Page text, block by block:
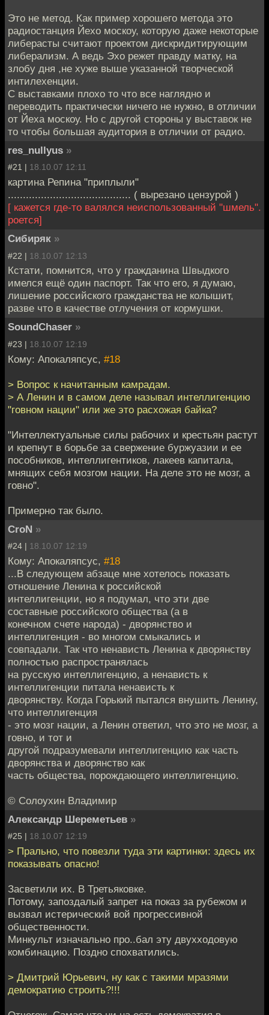
Это не метод. Как пример хорошего метода это
радиостанция Йехо москоу, которую даже некоторые
либерасты считают проектом дискридитирующим
либерализм. А ведь Эхо режет правду матку, на
злобу дня ,не хуже выше указанной творческой
интилехенции.
С выставками плохо то что все наглядно и
переводить практически ничего не нужно, в отличии
от Йеха москоу. Но с другой стороны у выставок не
то чтобы большая аудитория в отличии от радио.
res_nullyus »
#21 | 18.10.07 12:11
картина Репина "приплыли"
......................................... ( вырезано цензурой )
[ кажется где-то валялся неиспользованный "шмель".
роется]
Сибиряк »
#22 | 18.10.07 12:13
Кстати, помнится, что у гражданина Швыдкого
имелся ещё один паспорт. Так что его, я думаю,
лишение российского гражданства не колышит,
разве что в качестве отлучения от кормушки.
SoundChaser »
#23 | 18.10.07 12:19
Кому: Апокаляпсус, #18
> Вопрос к начитанным камрадам.
> А Ленин и в самом деле называл интеллигенцию
"говном нации" или же это расхожая байка?
"Интеллектуальные силы рабочих и крестьян растут
и крепнут в борьбе за свержение буржуазии и ее
пособников, интеллигентиков, лакеев капитала,
мнящих себя мозгом нации. На деле это не мозг, а
говно".
Примерно так было.
CroN »
#24 | 18.10.07 12:19
Кому: Апокаляпсус, #18
...В следующем абзаце мне хотелось показать
отношение Ленина к российской
интеллигенции, но я подумал, что эти две
составные российского общества (а в
конечном счете народа) - дворянство и
интеллигенция - во многом смыкались и
совпадали. Так что ненависть Ленина к дворянству
полностью распространялась
на русскую интеллигенцию, а ненависть к
интеллигенции питала ненависть к
дворянству. Когда Горький пытался внушить Ленину,
что интеллигенция
- это мозг нации, а Ленин ответил, что это не мозг, а
говно, и тот и
другой подразумевали интеллигенцию как часть
дворянства и дворянство как
часть общества, порождающего интеллигенцию.
© Солоухин Владимир
Александр Шереметьев »
#25 | 18.10.07 12:19
> Прально, что повезли туда эти картинки: здесь их
показывать опасно!
Засветили их. В Третьяковке.
Потому, запоздалый запрет на показ за рубежом и
вызвал истерический вой прогрессивной
общественности.
Минкульт изначально про..бал эту двухходовую
комбинацию. Поздно спохватились.
> Дмитрий Юрьевич, ну как с такими мразями
демократию строить?!!!